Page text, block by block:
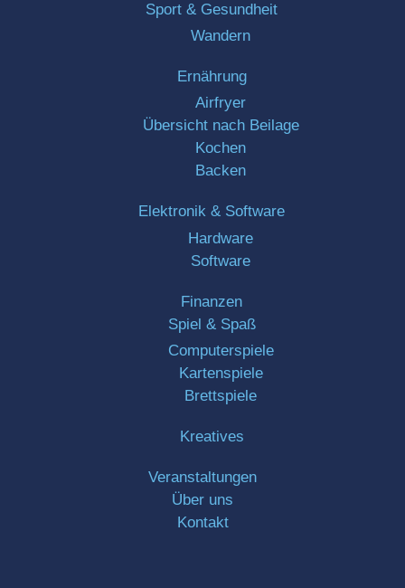
Sport & Gesundheit
Wandern
Ernährung
Airfryer
Übersicht nach Beilage
Kochen
Backen
Elektronik & Software
Hardware
Software
Finanzen
Spiel & Spaß
Computerspiele
Kartenspiele
Brettspiele
Kreatives
Veranstaltungen
Über uns
Kontakt